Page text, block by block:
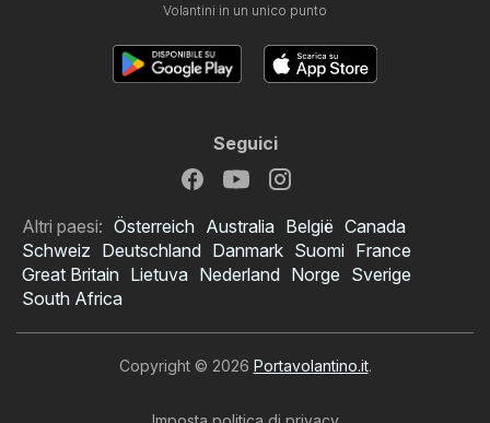
Volantini in un unico punto
Seguici
Altri paesi: Österreich Australia België Canada
Schweiz Deutschland Danmark Suomi France
Great Britain Lietuva Nederland Norge Sverige
South Africa
Copyright © 2026 Portavolantino.it.